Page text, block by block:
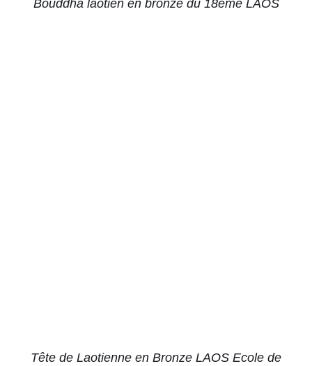
Bouddha laotien en bronze du 18ème LAOS
Tête de Laotienne en Bronze LAOS Ecole de